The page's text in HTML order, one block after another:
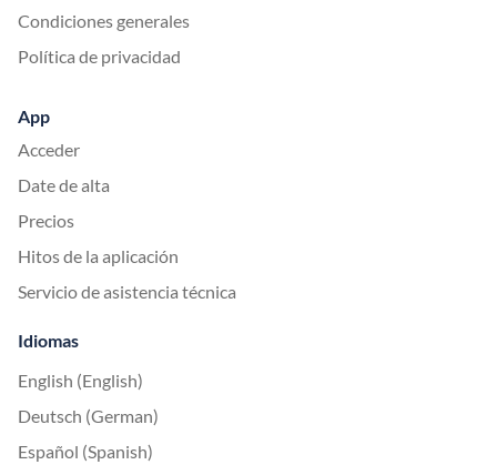
Condiciones generales
Política de privacidad
App
Acceder
Date de alta
Precios
Hitos de la aplicación
Servicio de asistencia técnica
Idiomas
English (English)
Deutsch (German)
Español (Spanish)